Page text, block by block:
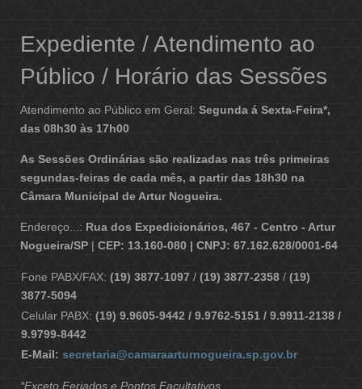
Expediente / Atendimento ao
Público / Horário das Sessões
Atendimento ao Público em Geral: Segunda á Sexta-Feira*,
das 08h30 às 17h00
As Sessões Ordinárias são realizadas nas três primeiras
segundas-feiras de cada mês, a partir das 18h30 na
Câmara Municipal de Artur Nogueira.
Endereço...: Rua dos Expedicionários, 467 - Centro - Artur
Nogueira/SP | CEP: 13.160-080 | CNPJ: 67.162.628/0001-64
Fone PABX/FAX: (19) 3877-1097 / (19) 3877-2358 / (19)
3877-5094
Celular PABX: (19) 9.9605-9442 / 9.9762-5151 / 9.9911-2138 /
9.9799-8442
E-Mail: secretaria@camaraarturnogueira.sp.gov.br
*Exceto Feriados e Pontos Facultativos .